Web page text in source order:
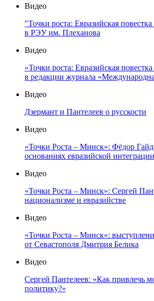
Видео
"Точки роста: Евразийская
в РЭУ им. Плеханова
Видео
«Точки роста: Евразийская
в редакции журнала
Видео
Дзермант и Пантелеев о русскости
Видео
«Точки Роста – Минск»: Фёдор
основаниях евразийской интеграции
Видео
«Точки Роста – Минск»: Сергей
национализме и евразийстве
Видео
«Точки Роста – Минск»:
от Севастополя Дмитрия Белика
Видео
Сергей Пантелеев: «Как привлечь
политику?»